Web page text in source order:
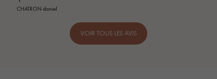
VOIR TOUS LES AVIS